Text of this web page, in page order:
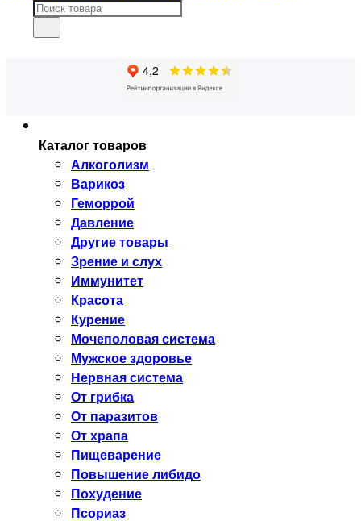
Каталог товаров
Алкоголизм
Варикоз
Геморрой
Давление
Другие товары
Зрение и слух
Иммунитет
Красота
Курение
Мочеполовая система
Мужское здоровье
Нервная система
От грибка
От паразитов
От храпа
Пищеварение
Повышение либидо
Похудение
Псориаз